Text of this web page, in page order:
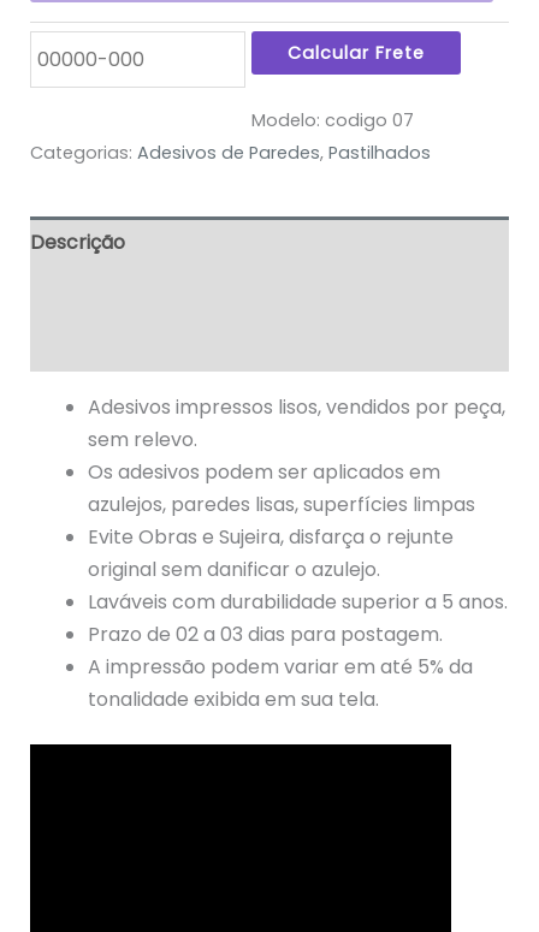
Modelo:codigo 07
Categorias: Adesivos de Paredes, Pastilhados
Descrição
Adesivos impressos lisos, vendidos por peça,
sem relevo.
Os adesivos podem ser aplicados em
azulejos, paredes lisas, superfícies limpas
Evite Obras e Sujeira, disfarça o rejunte
original sem danificar o azulejo.
Laváveis com durabilidade superior a 5 anos.
Prazo de 02 a 03 dias para postagem.
A impressão podem variar em até 5% da
tonalidade exibida em sua tela.